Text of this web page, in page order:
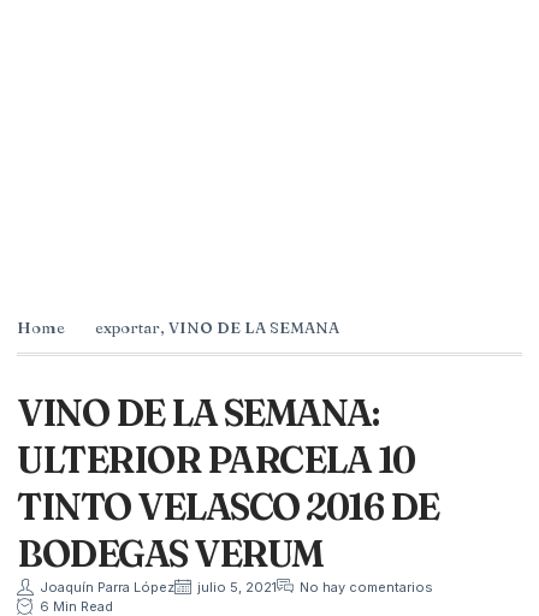
Home exportar, VINO DE LA SEMANA
VINO DE LA SEMANA:
ULTERIOR PARCELA 10
TINTO VELASCO 2016 DE
BODEGAS VERUM
Joaquín Parra López julio 5, 2021
No hay comentarios
6 Min Read